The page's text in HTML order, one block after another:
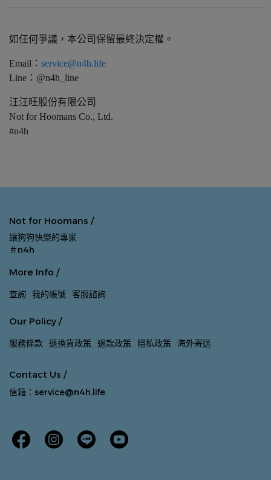
如任何爭議，本公司保留最終決定權。
Email： service@n4h.life
Line：@n4h_line
汪汪旺股份有限公司
Not for Hoomans Co., Ltd.
#n4h
Not for Hoomans /
讓狗狗快樂的專家
＃n4h
More Info /
查詢 我的帳號 客服諮詢
Our Policy /
服務條款 退換貨政策 退款政策 隱私政策 海外寄送
Contact Us /
信箱：service@n4h.life